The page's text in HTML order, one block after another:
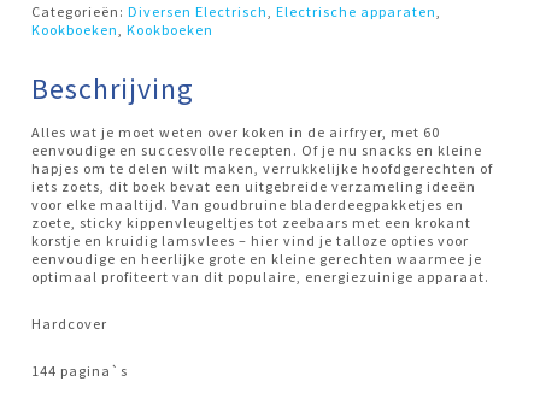
Categorieën:Diversen Electrisch ,Electrische apparaten
Kookboeken ,Kookboeken
Beschrijving
Alles wat je moet weten over koken in de airfryer, met 60
eenvoudige en succesvolle recepten. Of je nu snacks en kleine
hapjes om te delen wilt maken, verrukkelijke hoofdgerechten of
iets zoets, dit boek bevat een uitgebreide verzameling ideeën
voor elke maaltijd. Van goudbruine bladerdeegpakketjes en
zoete, sticky kippenvleugeltjes tot zeebaars met een krokant
korstje en kruidig lamsvlees – hier vind je talloze opties voor
eenvoudige en heerlijke grote en kleine gerechten waarmee je
optimaal profiteert van dit populaire, energiezuinige apparaat.
Hardcover
144 pagina`s